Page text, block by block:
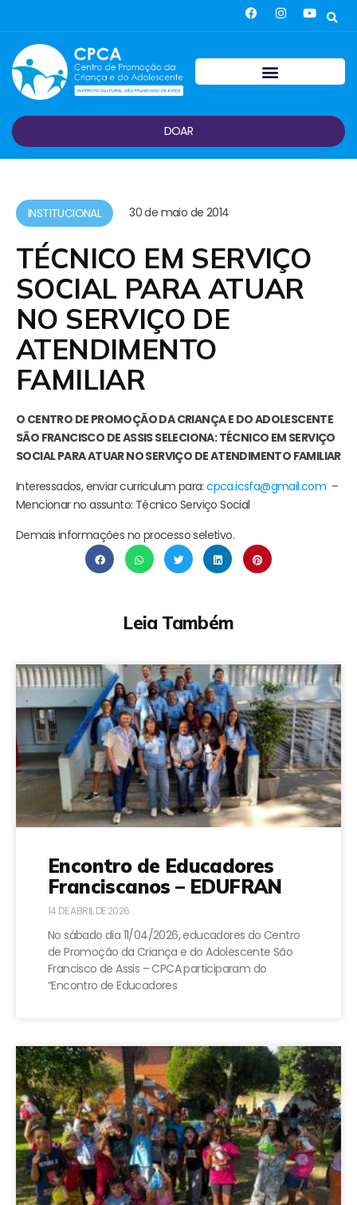
DOAR
INSTITUCIONAL 30 de maio de 2014
TÉCNICO EM SERVIÇO
SOCIAL PARA ATUAR
NO SERVIÇO DE
ATENDIMENTO
FAMILIAR
O CENTRO DE PROMOÇÃO DA CRIANÇA E DO ADOLESCENTE
SÃO FRANCISCO DE ASSIS SELECIONA: TÉCNICO EM SERVIÇO
SOCIAL PARA ATUAR NO SERVIÇO DE ATENDIMENTO FAMILIAR
Interessados, enviar curriculum para:cpca.icsfa@gmail.com –
Mencionar no assunto: Técnico Serviço Social
Demais informações no processo seletivo.
Leia Também
Encontro de Educadores
Franciscanos – EDUFRAN
14 DE ABRIL DE 2026
No sábado dia 11/04/2026, educadores do Centro
de Promoção da Criança e do Adolescente São
Francisco de Assis – CPCA participaram do
“Encontro de Educadores